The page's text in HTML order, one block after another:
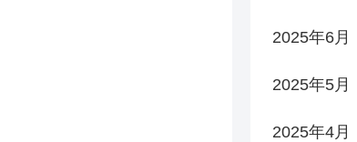
2025年6月
2025年5月
2025年4月